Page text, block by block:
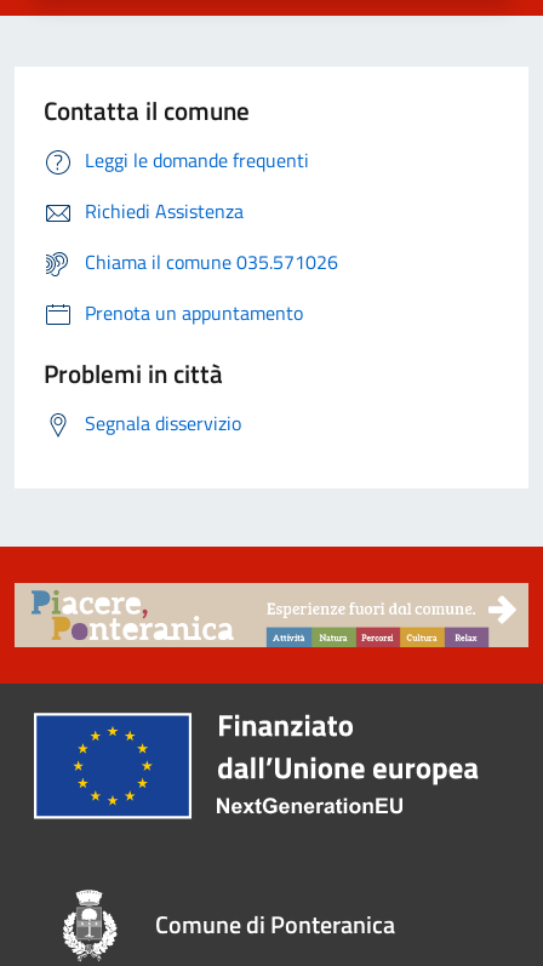
Contatta il comune
Leggi le domande frequenti
Richiedi Assistenza
Chiama il comune 035.571026
Prenota un appuntamento
Problemi in città
Segnala disservizio
Comune di Ponteranica